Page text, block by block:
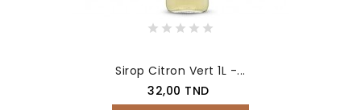
Sirop Citron Vert 1L -...
Prix
32,00 TND